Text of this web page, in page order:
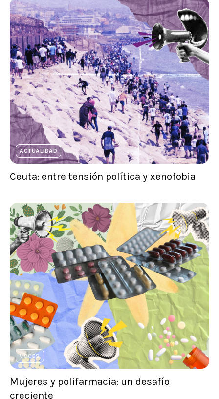
ACTUALIDAD
Ceuta: entre tensión política y xenofobia
VOCES
Mujeres y polifarmacia: un desafío
creciente